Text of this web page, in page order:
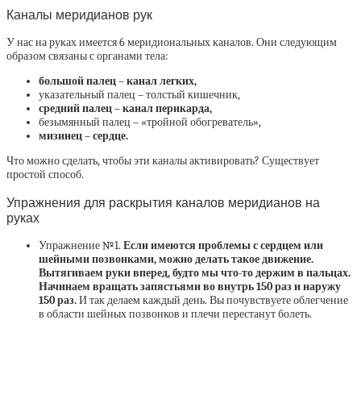
Каналы меридианов рук
У нас на руках имеется 6 меридиональных каналов. Они следующим
образом связаны с органами тела:
большой палец – канал легких,
указательный палец – толстый кишечник,
средний палец – канал перикарда,
безымянный палец – «тройной обогреватель»,
мизинец – сердце.
Что можно сделать, чтобы эти каналы активировать? Существует
простой способ.
Упражнения для раскрытия каналов меридианов на
руках
Упражнение №1. Если имеются проблемы с сердцем или
шейными позвонками, можно делать такое движение.
Вытягиваем руки вперед, будто мы что-то держим в пальцах.
Начинаем вращать запястьями во внутрь 150 раз и наружу
150 раз.И так делаем каждый день. Вы почувствуете облегчение
в области шейных позвонков и плечи перестанут болеть.